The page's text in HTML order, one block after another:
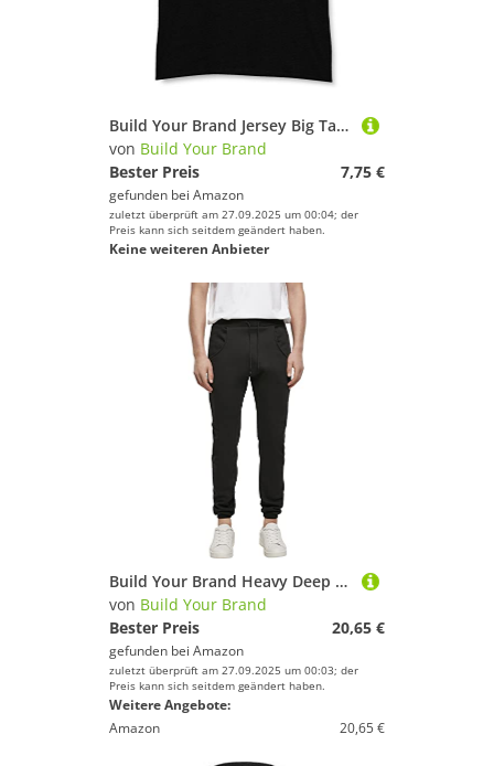
Build Your Brand Jersey Big Tank XXL,Black
von Build Your Brand
Bester Preis
7,75 €
gefunden bei Amazon
zuletzt überprüft am 27.09.2025 um 00:04; der
Preis kann sich seitdem geändert haben.
Keine weiteren Anbieter
Build Your Brand Heavy Deep Crotch Sweatpants L,Black
von Build Your Brand
Bester Preis
20,65 €
gefunden bei Amazon
zuletzt überprüft am 27.09.2025 um 00:03; der
Preis kann sich seitdem geändert haben.
Weitere Angebote:
Amazon
20,65 €